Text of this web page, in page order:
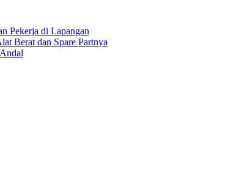
Pekerja di Lapangan
Berat dan Spare Partnya